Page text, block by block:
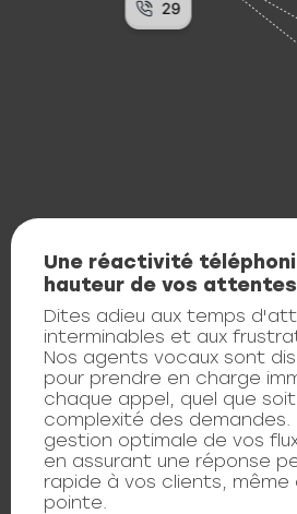
Une réactivité
hauteur de vos attentes
Dites adieu aux temps
interminables et aux
Nos agents vocaux sont
pour prendre en charge
chaque appel, quel que
complexité des demandes.
gestion optimale de vos
en assurant une réponse
rapide à vos clients, même
pointe.